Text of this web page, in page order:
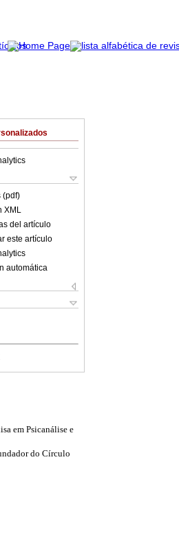
(pdf)
XML
del artículo
este artículo
automática
em Psicanálise e
do Círculo